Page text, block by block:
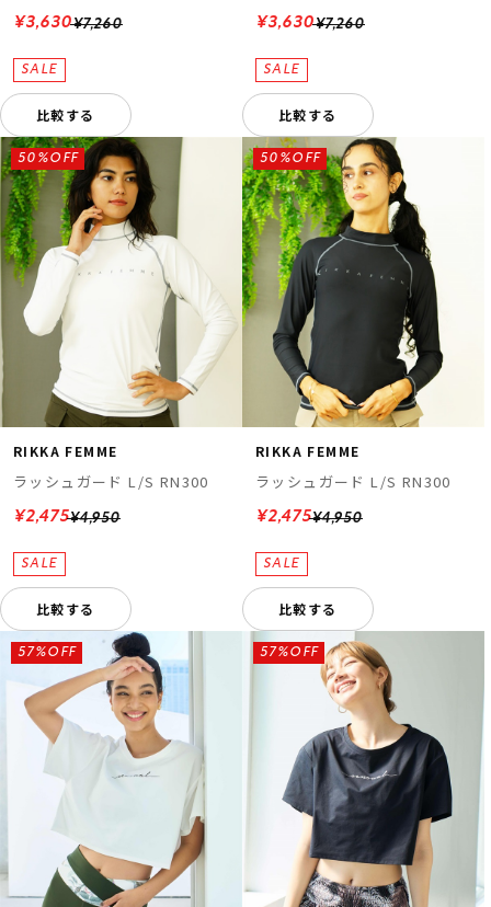
¥7,260
¥3,630
比較する
¥7,260
¥3,630
比較する
RIKKA FEMME
ラッシュガード L/S RN300
¥4,950
50%OFF
¥2,475
比較する
RIKKA FEMME
ラッシュガード L/S RN300
¥4,950
50%OFF
¥2,475
比較する
57%OFF 57%OFF